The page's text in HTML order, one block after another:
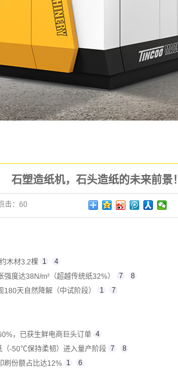
石塑造纸机，石头造纸的未来前景！
击： 60
木材3.2棵 1
4
度达38N/m²（超越传统纸32%） 7
8
天自然降解（中试阶段） 1 7
，已获生鲜电商巨头订单 4
-50℃保持柔韧）进入量产阶段 7
8
刷份额占比达12% 1 6